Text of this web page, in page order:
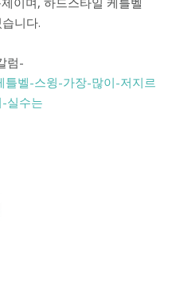
니다.
럼-
벨-스윙-가장-많이-저지르
실수는